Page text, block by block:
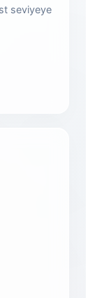
seviyeye